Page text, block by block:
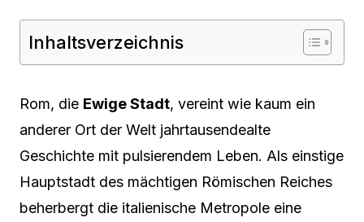
Inhaltsverzeichnis
Rom, die Ewige Stadt, vereint wie kaum ein
anderer Ort der Welt jahrtausendealte
Geschichte mit pulsierendem Leben. Als einstige
Hauptstadt des mächtigen Römischen Reiches
beherbergt die italienische Metropole eine